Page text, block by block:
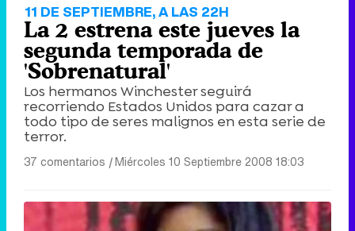
11 DE SEPTIEMBRE, A LAS 22H
La 2 estrena este jueves la
segunda temporada de
'Sobrenatural'
Los hermanos Winchester seguirá
recorriendo Estados Unidos para cazar a
todo tipo de seres malignos en esta serie de
terror.
37 comentarios |Miércoles 10 Septiembre 2008 18:03